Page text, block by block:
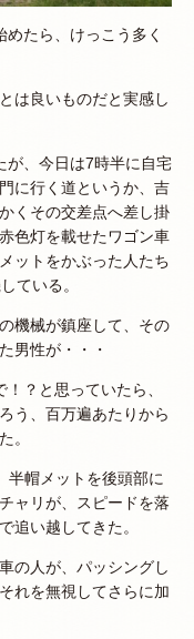
たら、けっこう多く
は良いものだと実感し
が、今日は7時半に自宅
に行く道というか、吉
くその交差点へ差し掛
色灯を載せたワゴン車
ットをかぶった人たち
ている。
機械が鎮座して、その
男性が・・・
？と思っていたら、
う、百万遍あたりから
。
半帽メットを後頭部に
ャリが、スピードを落
追い越してきた。
の人が、パッシングし
れを無視してさらに加